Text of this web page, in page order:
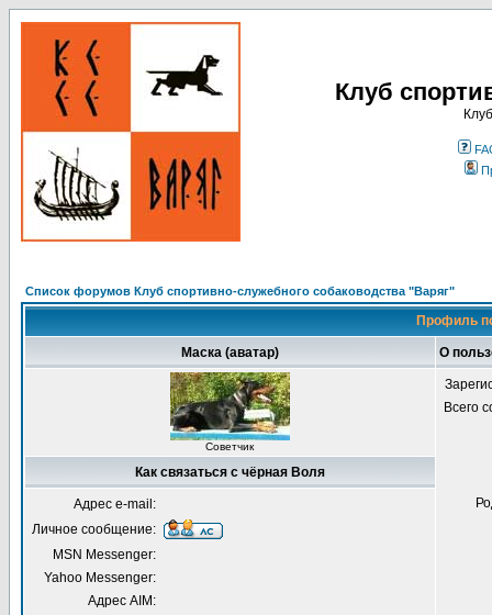
Клуб
Список форумов Клуб спортивно-служебного собаководства "Варяг"
Профиль
Маска (аватар) О
Советчик
Всего
Как связаться с чёрная Воля
Адрес e-mail:
Личное сообщение:
MSN Messenger:
Yahoo Messenger:
Адрес AIM: